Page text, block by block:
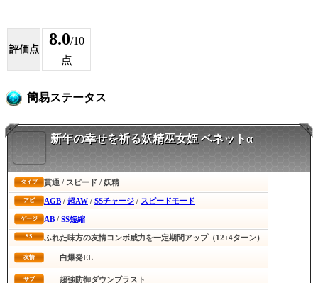
評価点
8.0/10
点
簡易ステータス
新年の幸せを祈る妖精巫女姫 ベネットα
タイプ 貫通 / スピード / 妖精
アビ AGB / 超AW / SSチャージ / スピードモード
ゲージ AB / SS短縮
SS ふれた味方の友情コンボ威力を一定期間アップ（12+4ターン）
友情 白爆発EL
サブ 超強防御ダウンブラスト